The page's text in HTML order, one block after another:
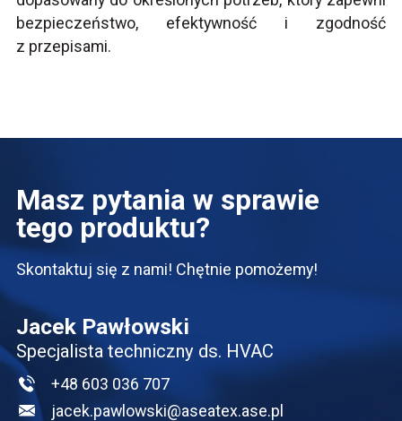
bezpieczeństwo, efektywność i zgodność
z przepisami.
Masz pytania w sprawie
tego produktu?
Skontaktuj się z nami! Chętnie pomożemy!
Jacek Pawłowski
Specjalista techniczny ds. HVAC
+48 603 036 707
jacek.pawlowski@aseatex.ase.pl